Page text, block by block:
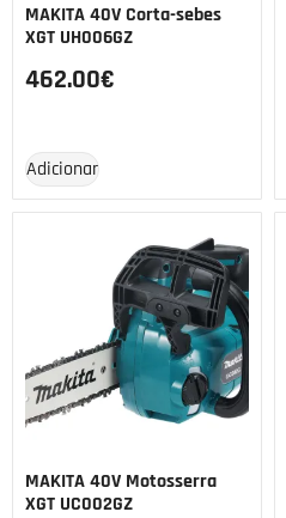
MAKITA 40V Corta-sebes
XGT UH006GZ
462.00€
Adicionar
MAKITA 40V Motosserra
XGT UC002GZ